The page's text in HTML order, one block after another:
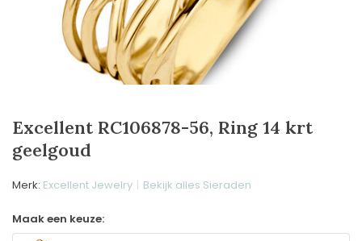
Excellent RC106878-56, Ring 14 krt
geelgoud
Merk: Excellent Jewelry Bekijk alles Sieraden
Maak een keuze: